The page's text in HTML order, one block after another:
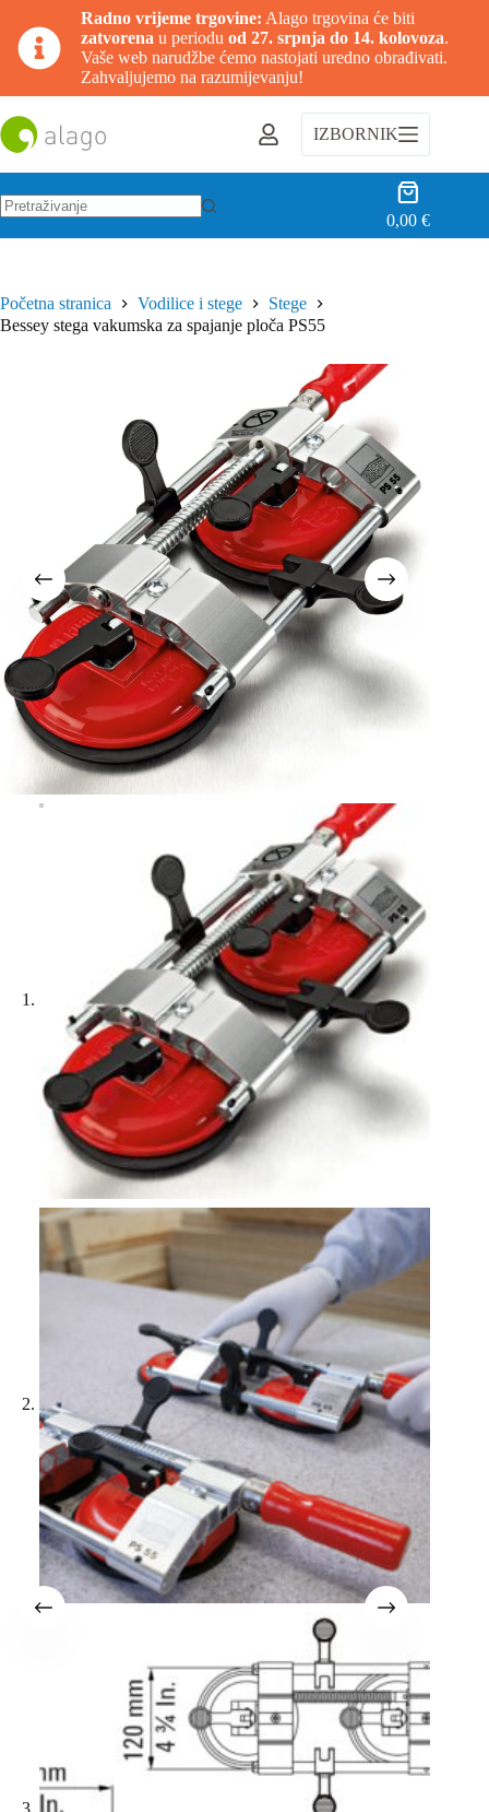
Radno vrijeme trgovine: Alago trgovina će biti
zatvorena u periodu od 27. srpnja do 14. kolovoza.
Vaše web narudžbe ćemo nastojati uredno obrađivati.
Zahvaljujemo na razumijevanju!
na
sadržaj
IZBORNIK
Košarica
0,00€
Početna stranica Vodilice i stege
Stege
Bessey stega vakumska za spajanje ploča PS55